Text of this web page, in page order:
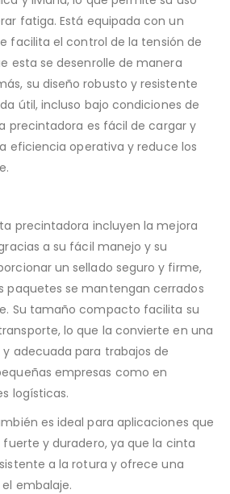
fatiga. Está equipada con un
facilita el control de la tensión de
esta se desenrolle de manera
su diseño robusto y resistente
útil, incluso bajo condiciones de
precintadora es fácil de cargar y
eficiencia operativa y reduce los
precintadora incluyen la mejora
a su fácil manejo y su
un sellado seguro y firme,
paquetes se mantengan cerrados
Su tamaño compacto facilita su
lo que la convierte en una
adecuada para trabajos de
empresas como en
logísticas.
es ideal para aplicaciones que
y duradero, ya que la cinta
a la rotura y ofrece una
embalaje​.